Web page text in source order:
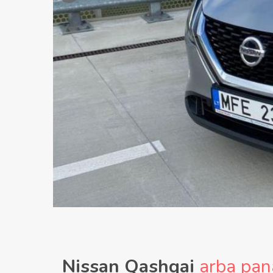
Nissan Qashqai arba